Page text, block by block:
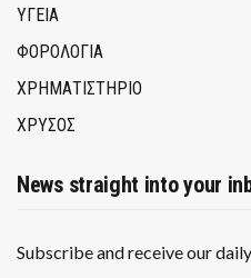
ΥΓΕΙΑ
ΦΟΡΟΛΟΓΙΑ
ΧΡΗΜΑΤΙΣΤΗΡΙΟ
ΧΡΥΣΟΣ
News straight into your
Subscribe and receive our